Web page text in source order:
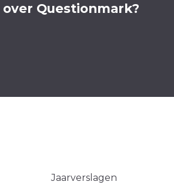
Questionmark?
Jaarverslagen